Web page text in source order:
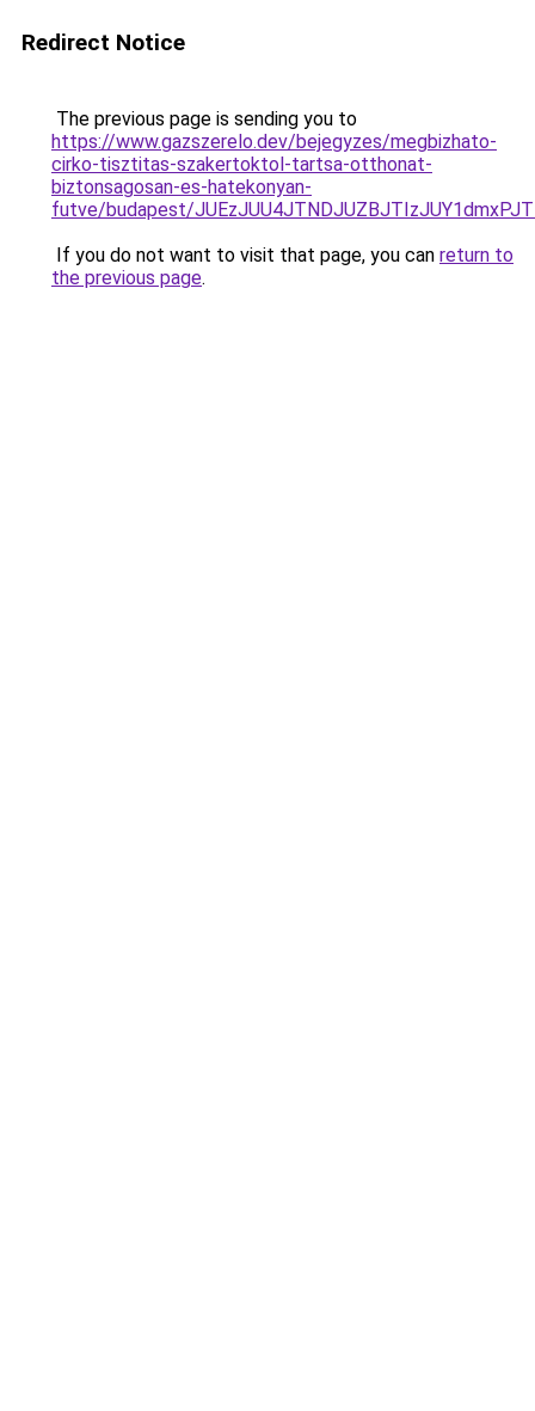
Redirect Notice
The previous page is sending you to
https://www.gazszerelo.dev/bejegyzes/megbizhato-
cirko-tisztitas-szakertoktol-tartsa-otthonat-
biztonsagosan-es-hatekonyan-
futve/budapest/
If you do not want to visit that page, you can return to
the previous page.